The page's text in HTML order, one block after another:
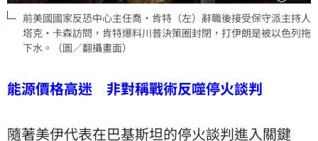
前美國國家反恐中心主任喬·肯特（左）辭職後接受保守派主持人
塔克·卡森訪問，肯特爆料川普決策圈封閉，打伊朗是被以色列拖
下水。（圖／翻攝畫面）
能源價格高迷 非對稱戰術反噬停火談判
隨著美伊代表在巴基斯坦的停火談判進入關鍵